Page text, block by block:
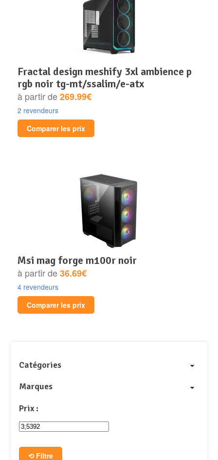
fractal design meshify 3xl ambience p
rgb noir tg-mt/ssalim/e-atx
à partir de269.99€
2 revendeurs
Comparer les prix
msi mag forge m100r noir
à partir de36.69€
4 revendeurs
Comparer les prix
Catégories
Marques
Prix :
Filtre